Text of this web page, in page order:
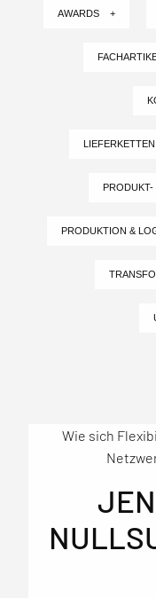
AWARDS +
PRODUKTION &
Wie sich